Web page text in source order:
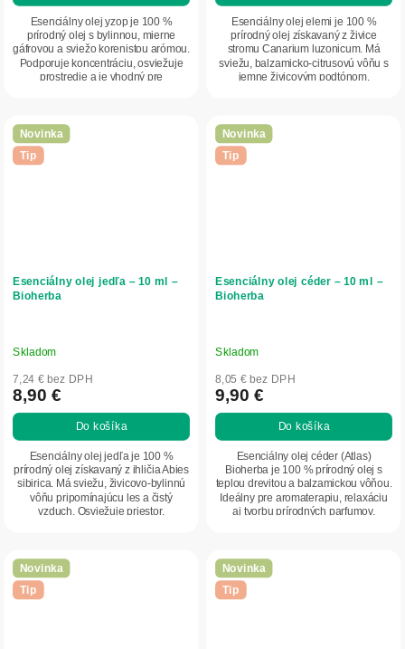
Esenciálny olej yzop je 100 %
prírodný olej s bylinnou, mierne
gáfrovou a sviežo korenistou arómou.
Podporuje koncentráciu, osviežuje
prostredie a je vhodný pre
Esenciálny olej elemi je 100 %
prírodný olej získavaný z živice
stromu Canarium luzonicum. Má
sviežu, balzamicko-citrusovú vôňu s
jemne živicovým podtónom.
Novinka
Tip
Esenciálny olej jedľa – 10 ml –
Bioherba
Skladom
7,24 € bez DPH
8,90 €
Do košíka
Esenciálny olej jedľa je 100 %
prírodný olej získavaný z ihličia Abies
sibirica. Má sviežu, živicovo-bylinnú
vôňu pripomínajúcu les a čistý
vzduch. Osviežuje priestor,
Novinka
Tip
Esenciálny olej céder – 10 ml –
Bioherba
Skladom
8,05 € bez DPH
9,90 €
Do košíka
Esenciálny olej céder (Atlas)
Bioherba je 100 % prírodný olej s
teplou drevitou a balzamickou vôňou.
Ideálny pre aromaterapiu, relaxáciu
aj tvorbu prírodných parfumov.
Novinka
Tip
Novinka
Tip